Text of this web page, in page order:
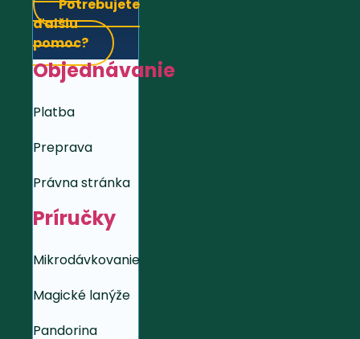
Potrebujete
ďalšiu
pomoc?
Objednávanie
Platba
Preprava
Právna stránka
Príručky
Mikrodávkovanie
Magické lanýže
Pandorina